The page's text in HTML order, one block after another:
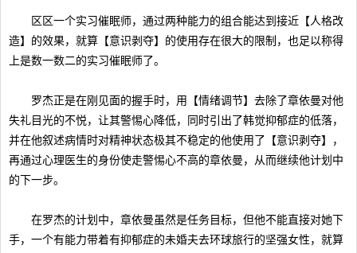
区区一个实习催眠师，通过两种能力的组合能达到接近【人格改
造】的效果，就算【意识剥夺】的使用存在很大的限制，也足以称得
上是数一数二的实习催眠师了。
罗杰正是在刚见面的握手时，用【情绪调节】去除了章依曼对他
失礼目光的不悦，让其警惕心降低，同时引出了韩觉抑郁症的低落，
并在他叙述病情时对精神状态极其不稳定的他使用了【意识剥夺】，
再通过心理医生的身份使走警惕心不高的章依曼，从而继续他计划中
的下一步。
在罗杰的计划中，章依曼虽然是任务目标，但他不能直接对她下
手，一个有能力带着有抑郁症的未婚夫去环球旅行的坚强女性，就算